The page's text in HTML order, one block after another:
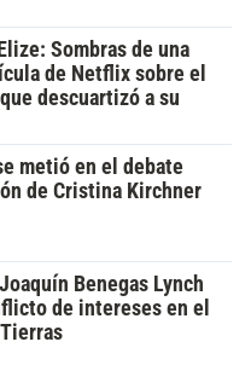
Sombras de una
de Netflix sobre el
descuartizó a su
metió en el debate
de Cristina Kirchner
Benegas Lynch
de intereses en el